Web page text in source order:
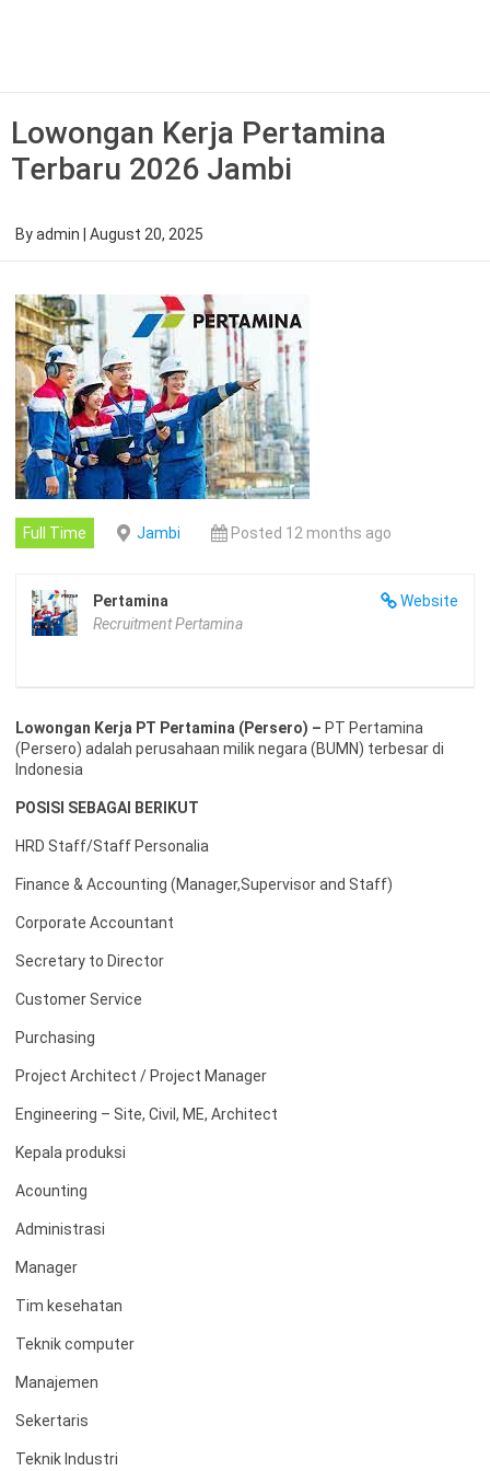
Lowongan Kerja Pertamina
Terbaru 2026 Jambi
Byadmin August 20, 2025
Full Time Jambi Posted 12 months ago
Website
Pertamina
Recruitment Pertamina
Lowongan Kerja PT Pertamina (Persero) – PT Pertamina
(Persero) adalah perusahaan milik negara (BUMN) terbesar di
Indonesia
POSISI SEBAGAI BERIKUT
HRD Staff/Staff Personalia
Finance & Accounting (Manager,Supervisor and Staff)
Corporate Accountant
Secretary to Director
Customer Service
Purchasing
Project Architect / Project Manager
Engineering – Site, Civil, ME, Architect
Kepala produksi
Acounting
Administrasi
Manager
Tim kesehatan
Teknik computer
Manajemen
Sekertaris
Teknik Industri